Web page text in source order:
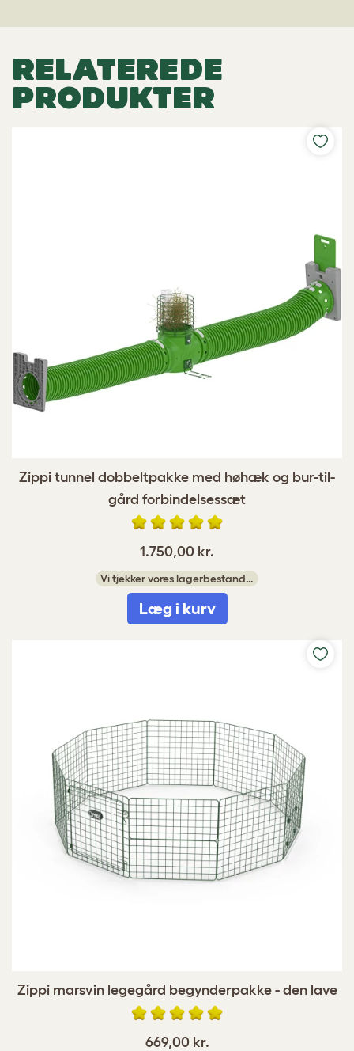
RELATEREDE
PRODUKTER
Zippi tunnel dobbeltpakke med høhæk og bur-til-
gård forbindelsessæt
1.750,00 kr.
Vi tjekker vores lagerbestand…
Læg i kurv
Zippi marsvin legegård begynderpakke - den lave
669,00 kr.